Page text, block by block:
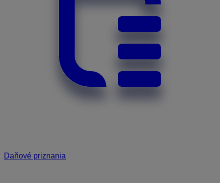
Daňové priznania